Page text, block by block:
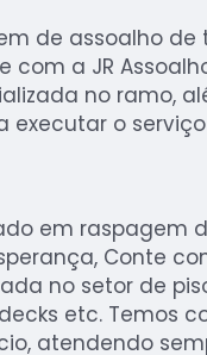
de assoalho
com a JR
no ramo,
executar o
em raspagem
Conte
no setor de
etc. Temos
atendendo